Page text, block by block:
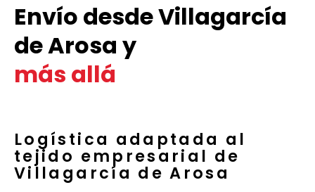
Envío desde Villagarcía
de Arosa y
más allá
Logística adaptada al
tejido empresarial de
Villagarcía de Arosa